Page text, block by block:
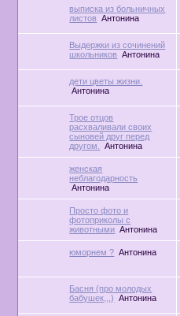
выписка из больничных
листов Антонина
Выдержки из сочинений
школьников Антонина
дети цветы жизни.
Антонина
Трое отцов
расхваливали своих
сыновей друг перед
другом.
Антонина
женская
неблагодарность
Антонина
Просто фото и
фотоприколы с
животными Антонина
юморнем ? Антонина
Басня (про молодых
бабушек,,,)
Антонина